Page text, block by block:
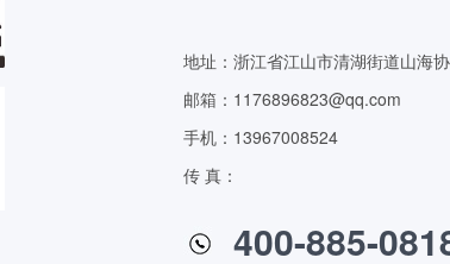
地址：浙江省江山市清湖街道山海
邮箱：1176896823@qq.com
手机：13967008524
传 真：
400-885-